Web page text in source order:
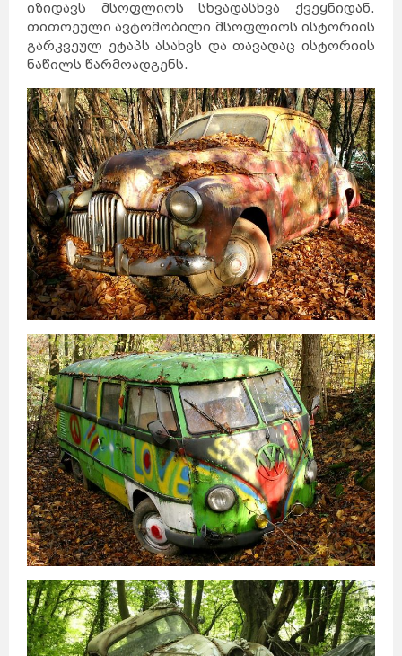
იზიდავს მსოფლიოს სხვადასხვა ქვეყნიდან.
თითოეული ავტომობილი მსოფლიოს ისტორიის
გარკვეულ ეტაპს ასახვს და თავადაც ისტორიის
ნაწილს წარმოადგენს.